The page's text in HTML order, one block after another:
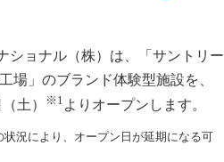
ョナル（株）は、「サントリー
場」のブランド体験型施設を、
土）
※1 よりオープンします。
況により、オープン日が延期になる可